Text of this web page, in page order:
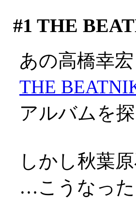
#1 THE
あの高橋幸
THE
アルバムを
しかし秋葉
…こうなっ